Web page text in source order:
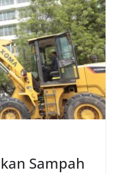
Sampah